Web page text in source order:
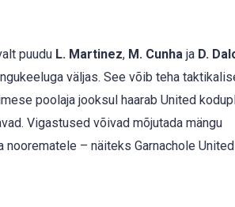
puudu L. Martinez, M. Cunha ja D.
väljas. See võib teha
poolaja jooksul haarab United
Vigastused võivad mõjutada mängu
– näiteks Garnachole